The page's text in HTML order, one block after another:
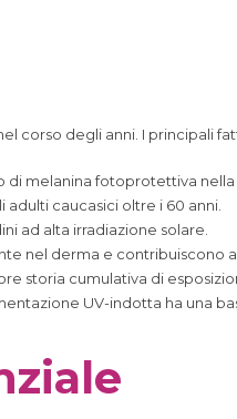
corso degli anni. I principali
melanina fotoprotettiva nella
caucasici oltre i 60 anni.
ad alta irradiazione solare.
nel derma e contribuiscono
storia cumulativa di
UV-indotta ha una